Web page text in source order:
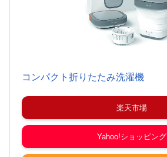
コンパクト折りたたみ洗濯機
楽天市場
Yahoo!ショッピング